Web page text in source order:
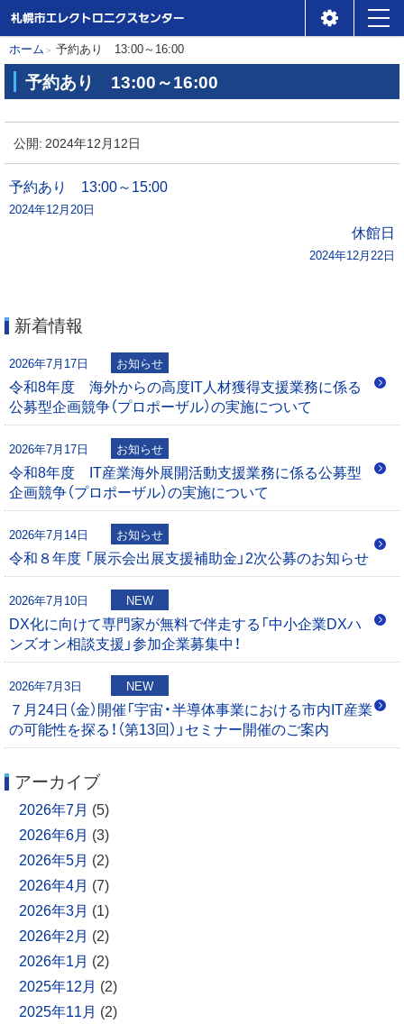
本
へ
札幌市エレクトロニクスセ
ンター
ニ
ュ
ー
現
在
位
置
の
階
層
ホーム 予約あり 13:00～16:00
予約あり 13:00～16:00
予
約
あ
り
0
～
1
0
0
公開:2024年12月12日
投
ー
シ
ョ
ン
予約あり 13:00～15:00
2024年12月20日
休館日
2024年12月22日
新着情報
2026年7月17日 お知らせ
令和8年度 海外からの高度IT人材獲得支援業務に係る
公募型企画競争（プロポーザル）の実施について
2026年7月17日 お知らせ
令和8年度 IT産業海外展開活動支援業務に係る公募型
企画競争（プロポーザル）の実施について
2026年7月14日 お知らせ
令和８年度 「展示会出展支援補助金」2次公募のお知らせ
2026年7月10日 NEW
DX化に向けて専門家が無料で伴走する「中小企業DXハ
ンズオン相談支援」参加企業募集中！
2026年7月3日 NEW
７月24日（金）開催「宇宙・半導体事業における市内IT産業
の可能性を探る！（第13回）」セミナー開催のご案内
アーカイブ
2026年7月 (5)
2026年6月 (3)
2026年5月 (2)
2026年4月 (7)
2026年3月 (1)
2026年2月 (2)
2026年1月 (2)
2025年12月 (2)
2025年11月 (2)